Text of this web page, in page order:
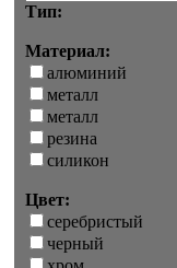
Тип:
Материал:
алюминий
металл
металл
резина
силикон
Цвет:
серебристый
черный